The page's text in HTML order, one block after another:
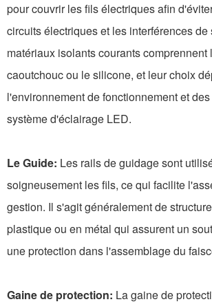
pour couvrir les fils électriques afin
circuits électriques et les interférences de
matériaux isolants courants
caoutchouc ou le silicone, et leur choix
l'environnement de fonctionnement et
système d'éclairage LED.
Le Guide: Les rails de guidage sont
soigneusement les fils, ce qui facilite
gestion. Il s'agit généralement de
plastique ou en métal qui assurent un
une protection dans l'assemblage du
Gaine de protection: La gaine de